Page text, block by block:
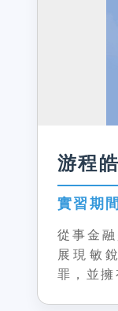
游程皓
實習期
從事金
展現敏
罪，並擁